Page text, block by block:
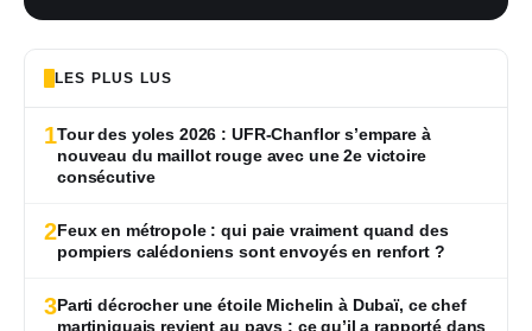
LES PLUS LUS
1Tour des yoles 2026 : UFR-Chanflor s’empare à
nouveau du maillot rouge avec une 2e victoire
consécutive
2Feux en métropole : qui paie vraiment quand des
pompiers calédoniens sont envoyés en renfort ?
3Parti décrocher une étoile Michelin à Dubaï, ce chef
martiniquais revient au pays : ce qu’il a rapporté dans